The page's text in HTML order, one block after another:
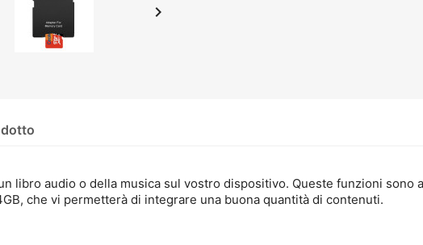

libro audio o della musica sul vostro dispositivo. Queste funzioni sono
che vi permetterà di integrare una buona quantità di contenuti.